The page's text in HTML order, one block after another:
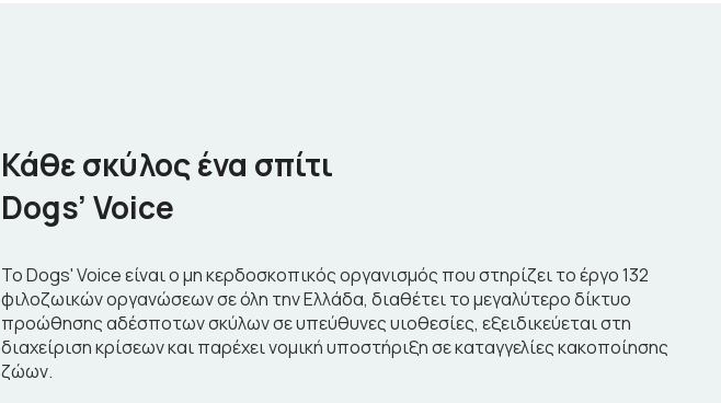
Κάθε σκύλος ένα σπίτι
Dogs’ Voice
To Dogs' Voice είναι o μη κερδοσκοπικός οργανισμός που στηρίζει το έργο 132
φιλοζωικών οργανώσεων σε όλη την Ελλάδα, διαθέτει το μεγαλύτερο δίκτυο
προώθησης αδέσποτων σκύλων σε υπεύθυνες υιοθεσίες, εξειδικεύεται στη
διαχείριση κρίσεων και παρέχει νομική υποστήριξη σε καταγγελίες κακοποίησης
ζώων.